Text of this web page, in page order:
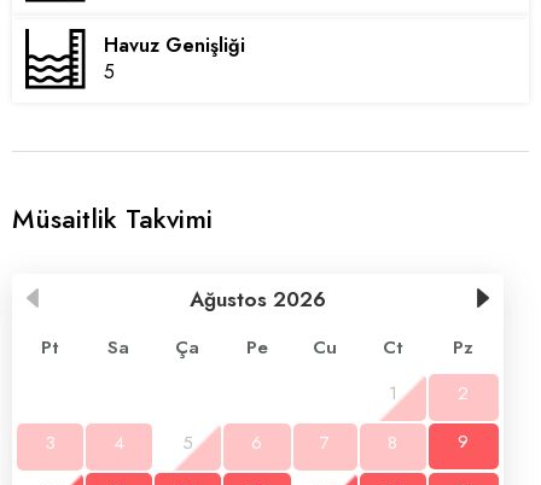
Havuz Genişliği
5
Müsaitlik Takvimi
Ağustos 2026
Pt Sa Ça Pe Cu Ct
Pz
1
2
3
4 5 6 7 8 9